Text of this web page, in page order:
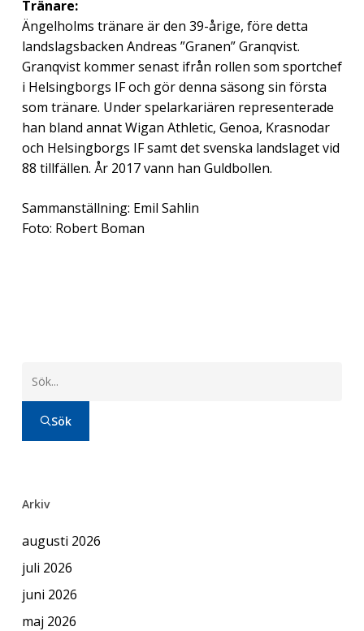
Tränare:
Ängelholms tränare är den 39-årige, före detta
landslagsbacken Andreas ”Granen” Granqvist.
Granqvist kommer senast ifrån rollen som sportchef
i Helsingborgs IF och gör denna säsong sin första
som tränare. Under spelarkariären representerade
han bland annat Wigan Athletic, Genoa, Krasnodar
och Helsingborgs IF samt det svenska landslaget vid
88 tillfällen. År 2017 vann han Guldbollen.
Sammanställning: Emil Sahlin
Foto: Robert Boman
Sök
Arkiv
augusti 2026
juli 2026
juni 2026
maj 2026